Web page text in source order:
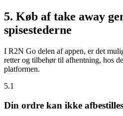
5. Køb af take away
spisestederne
I R2N Go delen af appen, er det
retter og tilbehør til afhentning, hos
platformen.
5.1
Din ordre kan ikke